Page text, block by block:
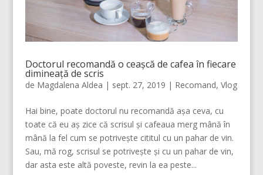
Doctorul recomandă o ceașcă de cafea în fiecare
dimineață de scris
de Magdalena Aldea | sept. 27, 2019 | Recomand, Vlog
Hai bine, poate doctorul nu recomandă așa ceva, cu
toate că eu aș zice că scrisul și cafeaua merg mână în
mână la fel cum se potrivește cititul cu un pahar de vin.
Sau, mă rog, scrisul se potrivește și cu un pahar de vin,
dar asta este altă poveste, revin la ea peste...